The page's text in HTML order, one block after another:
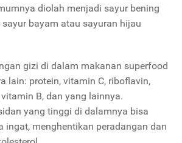
diolah menjadi sayur bening
bayam atau sayuran hijau
gizi di dalam makanan superfood
lain: protein, vitamin C, riboflavin,
B, dan yang lainnya.
yang tinggi di dalamnya bisa
ingat, menghentikan peradangan dan